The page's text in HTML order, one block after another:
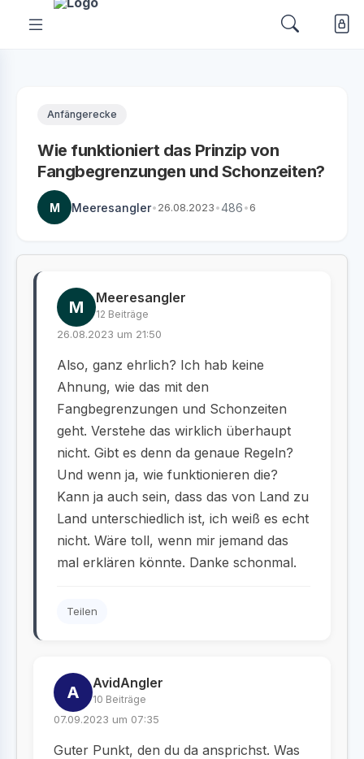
Anfängerecke
Wie funktioniert das Prinzip von
Fangbegrenzungen und Schonzeiten?
M Meeresangler•26.08.2023•486•6
M Meeresangler
12 Beiträge
26.08.2023 um 21:50
Also, ganz ehrlich? Ich hab keine
Ahnung, wie das mit den
Fangbegrenzungen und Schonzeiten
geht. Verstehe das wirklich überhaupt
nicht. Gibt es denn da genaue Regeln?
Und wenn ja, wie funktionieren die?
Kann ja auch sein, dass das von Land zu
Land unterschiedlich ist, ich weiß es echt
nicht. Wäre toll, wenn mir jemand das
mal erklären könnte. Danke schonmal.
Teilen
A AvidAngler
10 Beiträge
07.09.2023 um 07:35
Guter Punkt, den du da ansprichst. Was